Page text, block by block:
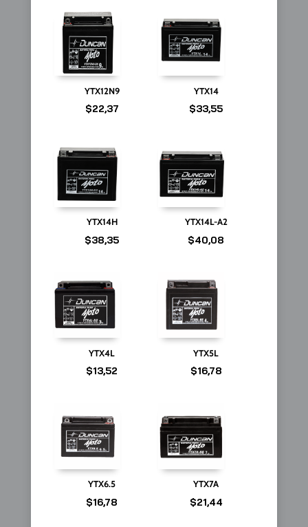
YTX12N9
$22,37
YTX14
$33,55
YTX14H
$38,35
YTX14L-A2
$40,08
YTX4L
$13,52
YTX5L
$16,78
YTX6.5
$16,78
YTX7A
$21,44